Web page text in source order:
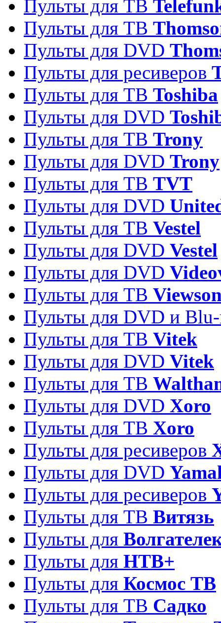
Пульты для ТВ
Пульты для ТВ
Пульты для DVD
Пульты для ресиверов
Пульты для ТВ Toshiba
Пульты для DVD
Пульты для ТВ Trony
Пульты для DVD Trony
Пульты для ТВ TVT
Пульты для DVD
Пульты для ТВ Vestel
Пульты для DVD Vestel
Пульты для DVD
Пульты для ТВ
Пульты для DVD и
Пульты для ТВ Vitek
Пульты для DVD Vitek
Пульты для ТВ
Пульты для DVD Xoro
Пульты для ТВ Xoro
Пульты для ресиверов
Пульты для DVD
Пульты для ресиверов
Пульты для ТВ Витязь
Пульты для
Пульты для НТВ+
Пульты для Космос ТВ
Пульты для ТВ Садко